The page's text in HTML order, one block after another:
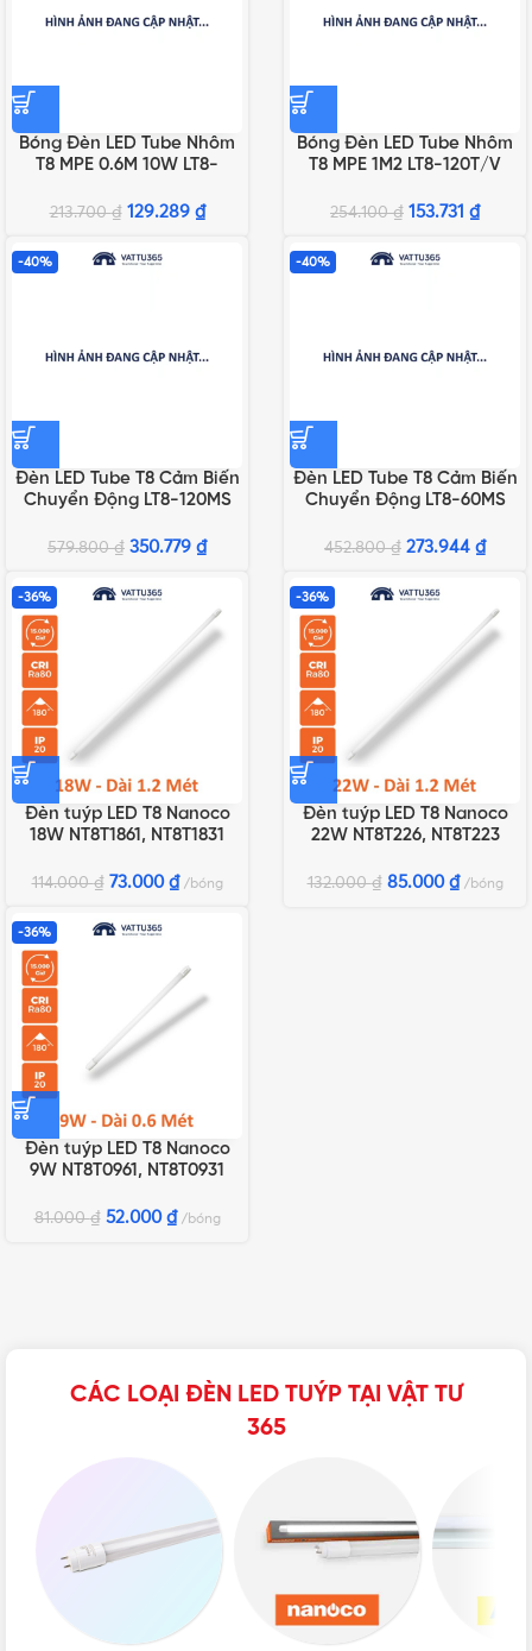
Bóng Đèn LED Tube Nhôm
T8 MPE 0.6M 10W LT8-
213.700₫ 129.289 ₫
Bóng Đèn LED Tube Nhôm
T8 MPE 1M2 LT8-120T/V
254.100₫ 153.731 ₫
-40%
Đèn LED Tube T8 Cảm Biến
Chuyển Động LT8-120MS
579.800₫ 350.779 ₫
-40%
Đèn LED Tube T8 Cảm Biến
Chuyển Động LT8-60MS
452.800₫ 273.944 ₫
-36%
Đèn tuýp LED T8 Nanoco
18W NT8T1861, NT8T1831
114.000₫ 73.000 ₫ bóng
-36%
Đèn tuýp LED T8 Nanoco
22W NT8T226, NT8T223
132.000₫ 85.000 ₫ bóng
-36%
Đèn tuýp LED T8 Nanoco
9W NT8T0961, NT8T0931
81.000₫ 52.000 ₫ bóng
CÁC LOẠI ĐÈN LED TUÝP TẠI VẬT TƯ
365